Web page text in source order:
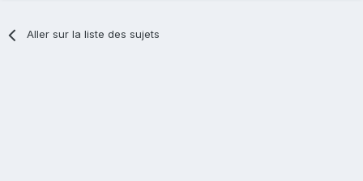
Aller sur la liste des sujets